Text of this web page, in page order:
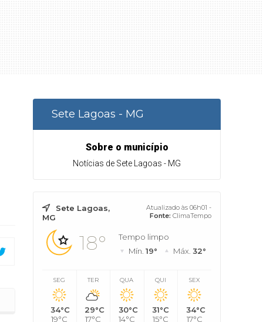
setelagoano Ivã Volpi
Sete Lagoas - MG
Sobre o município
Notícias de Sete Lagoas - MG
Sete Lagoas,
MG
Atualizado às 06h01 -
Fonte: ClimaTempo
18°
Tempo limpo
Mín. 19° Máx. 32°
SEG
34°C
19°C
TER
29°C
17°C
QUA
30°C
14°C
QUI
31°C
15°C
SEX
34°C
17°C